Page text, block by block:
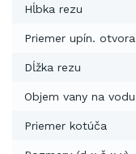
Hĺbka rezu
Priemer upín. otvora
Dĺžka rezu
Objem vany na vodu
Priemer kotúča